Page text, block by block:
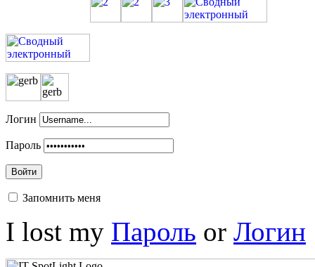
Логин
Пароль
Войти
Запомнить меня
I lost my Пароль or Логин